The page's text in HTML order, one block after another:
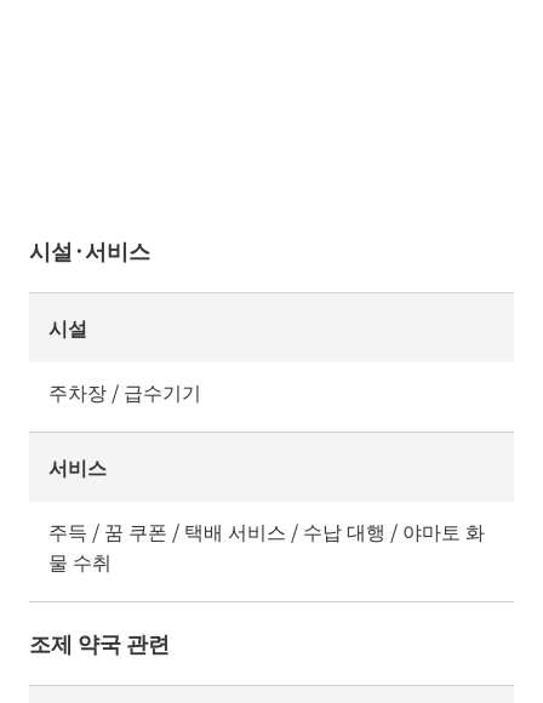
시설·서비스
시설
주차장 / 급수기기
서비스
주득 / 꿈 쿠폰 / 택배 서비스 / 수납 대행 / 야마토 화
물 수취
조제 약국 관련